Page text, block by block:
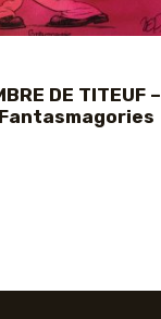
DE TITEUF –